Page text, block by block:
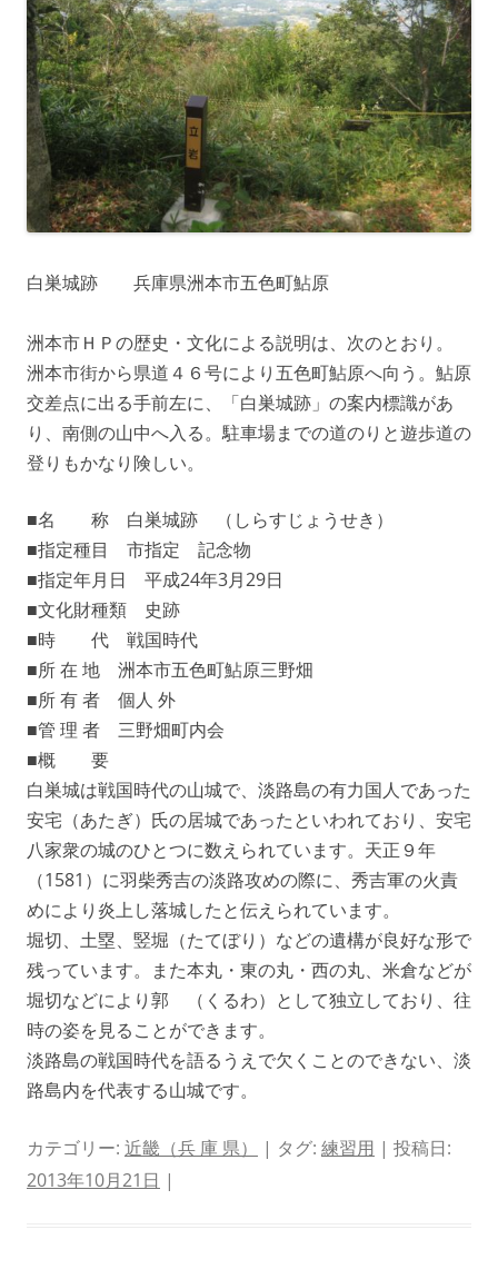
白巣城跡 兵庫県洲本市五色町鮎原
洲本市ＨＰの歴史・文化による説明は、次のとおり。
洲本市街から県道４６号により五色町鮎原へ向う。鮎原
交差点に出る手前左に、「白巣城跡」の案内標識があ
り、南側の山中へ入る。駐車場までの道のりと遊歩道の
登りもかなり険しい。
■名 称 白巣城跡 （しらすじょうせき）
■指定種目 市指定 記念物
■指定年月日 平成24年3月29日
■文化財種類 史跡
■時 代 戦国時代
■所 在 地 洲本市五色町鮎原三野畑
■所 有 者 個人 外
■管 理 者 三野畑町内会
■概 要
白巣城は戦国時代の山城で、淡路島の有力国人であった
安宅（あたぎ）氏の居城であったといわれており、安宅
八家衆の城のひとつに数えられています。天正９年
（1581）に羽柴秀吉の淡路攻めの際に、秀吉軍の火責
めにより炎上し落城したと伝えられています。
堀切、土塁、竪堀（たてぼり）などの遺構が良好な形で
残っています。また本丸・東の丸・西の丸、米倉などが
堀切などにより郭 （くるわ）として独立しており、往
時の姿を見ることができます。
淡路島の戦国時代を語るうえで欠くことのできない、淡
路島内を代表する山城です。
カテゴリー: 近畿（兵 庫 県） | タグ: 練習用 | 投稿日:
2013年10月21日 |